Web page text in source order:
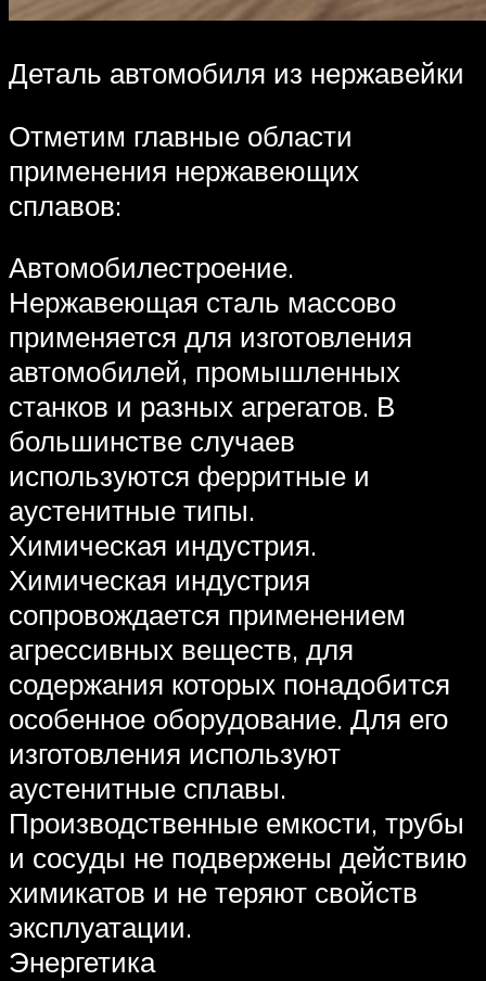
Деталь автомобиля из нержавейки
Отметим главные области
применения нержавеющих
сплавов:
Автомобилестроение.
Нержавеющая сталь массово
применяется для изготовления
автомобилей, промышленных
станков и разных агрегатов. В
большинстве случаев
используются ферритные и
аустенитные типы.
Химическая индустрия.
Химическая индустрия
сопровождается применением
агрессивных веществ, для
содержания которых понадобится
особенное оборудование. Для его
изготовления используют
аустенитные сплавы.
Производственные емкости, трубы
и сосуды не подвержены действию
химикатов и не теряют свойств
эксплуатации.
Энергетика